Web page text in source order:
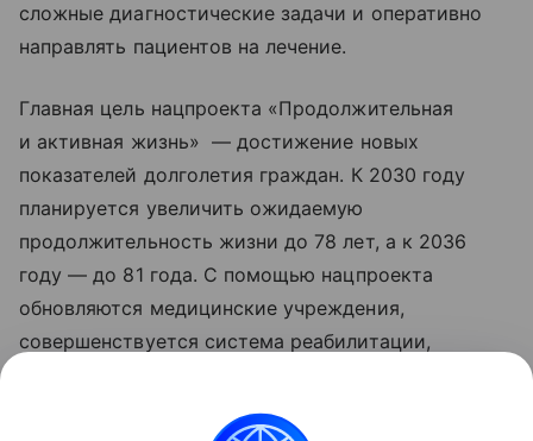
сложные диагностические задачи и оперативно
направлять пациентов на лечение.
Главная цель нацпроекта «Продолжительная
и активная жизнь» — достижение новых
показателей долголетия граждан. К 2030 году
планируется увеличить ожидаемую
продолжительность жизни до 78 лет, а к 2036
году — до 81 года. С помощью нацпроекта
обновляются медицинские учреждения,
совершенствуется система реабилитации,
исследовательских центров, идет работа